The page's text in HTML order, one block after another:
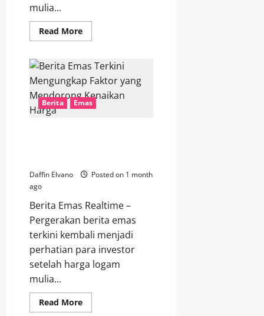
mulia...
Read MoreRead
more
Emas
Terbaru
Menggambarkan
Ketahanan
Harga
di
Tengah
Berita Emas
Daffin Elvano
Posted on 1 month
ago
Berita Emas Realtime –
Pergerakan berita emas
terkini kembali menjadi
perhatian para investor
setelah harga logam
mulia...
Read MoreRead
more